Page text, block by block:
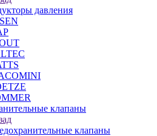
давления
клапаны
клапаны